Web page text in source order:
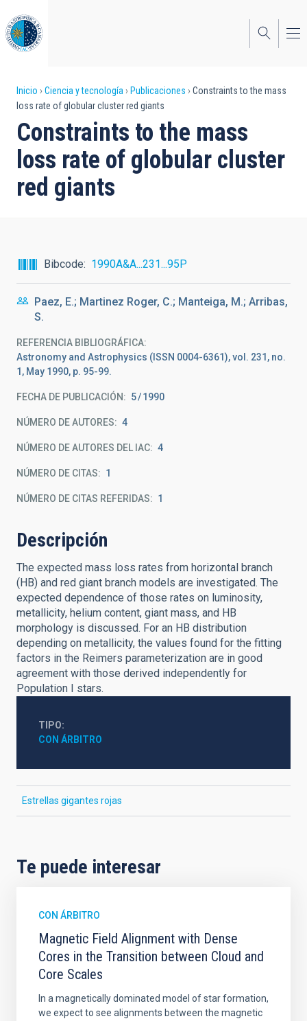
al
contenido
principal
Sobrescribir
enlaces
de
ayuda
a
Inicio Ciencia y tecnología Publicaciones
Constraints to the mass
loss rate of globular cluster red giants
Constraints to the mass
loss rate of globular cluster
red giants
Bibcode 1990A&A...231...95P
Paez, E.; Martinez Roger, C.; Manteiga, M.; Arribas,
S.
REFERENCIA BIBLIOGRÁFICA
Astronomy and Astrophysics (ISSN 0004-6361), vol. 231, no.
1, May 1990, p. 95-99.
FECHA DE PUBLICACIÓN: 5 1990
NÚMERO DE AUTORES 4
NÚMERO DE AUTORES DEL IAC 4
NÚMERO DE CITAS 1
NÚMERO DE CITAS REFERIDAS 1
Descripción
The expected mass loss rates from horizontal branch
(HB) and red giant branch models are investigated. The
expected dependence of those rates on luminosity,
metallicity, helium content, giant mass, and HB
morphology is discussed. For an HB distribution
depending on metallicity, the values found for the fitting
factors in the Reimers parameterization are in good
agreement with those derived independently for
Population I stars.
TIPO
CON ÁRBITRO
Estrellas gigantes rojas
Te puede interesar
CON ÁRBITRO
Magnetic Field Alignment with Dense
Cores in the Transition between Cloud and
Core Scales
In a magnetically dominated model of star formation,
we expect to see alignments between the magnetic